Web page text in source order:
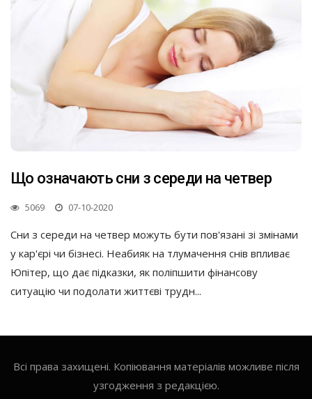
Що означають сни з середи на четвер
5069 07-10-2020
Сни з середи на четвер можуть бути пов'язані зі змінами
у кар'єрі чи бізнесі. Неабияк на тлумачення снів впливає
Юпітер, що дає підказки, як поліпшити фінансову
ситуацію чи подолати життєві трудн...
Всі права захищені. Копіювання матеріалів можливе після
узгодження з редакцією.